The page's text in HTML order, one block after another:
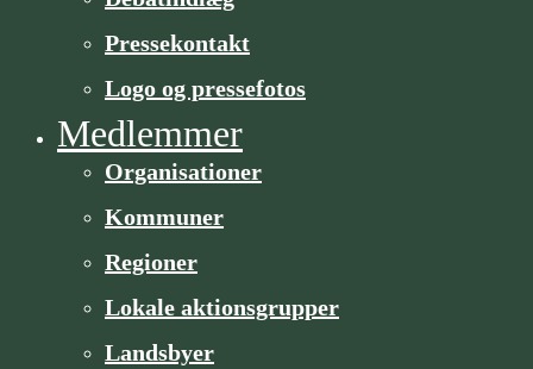
Pressekontakt
Logo og pressefotos
Medlemmer
Organisa­­tioner
Kommuner
Regioner
Lokale aktionsgrupper
Landsbyer